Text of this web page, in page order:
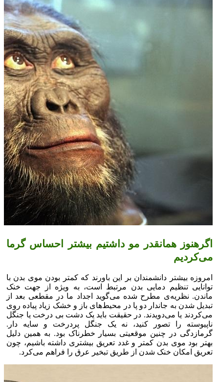
اگرهنوز همانقدر مو داشتیم بیشتر احساس گرما
می‌کردیم
امروزه بیشتر دانشمندان بر این باورند که کمتر بودن موی بدن با
توانایی تنظیم دمایی بدن مرتبط است، به ویژه از جهت خنک
ماندن. نظریه‌ی مطرح شده می‌گوید اجداد ما در مقطعی بعد از
تبدیل شدن به جاندار دو پا در محیط‌های باز و خشک زیاد پیاده روی
می‌کردند یا می‌دویدند. در حقیقت باید یک دشت بی درخت یا جنگل
ناپیوسته را تصور کنید، نه یک جنگل پردرخت و سایه دار.
گرمازدگی در چنین موقعیتی بسیار خطرناک بود. به همین دلیل
بهتر بود موی بدن کمتر و غدد تعریق بیشتری داشته باشیم، چون
تعریق امکان خنک شدن از طریق تبخیر عرق را فراهم می‌کرد.